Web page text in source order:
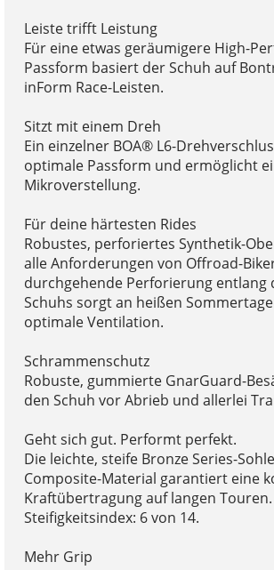
Leiste trifft Leistung
Für eine etwas geräumigere High-
Passform basiert der Schuh auf
inForm Race-Leisten.
Sitzt mit einem Dreh
Ein einzelner BOA® L6-
optimale Passform und ermöglicht
Mikroverstellung.
Für deine härtesten Rides
Robustes, perforiertes Synthetik-
alle Anforderungen von Offroad-
durchgehende Perforierung entlang
Schuhs sorgt an heißen
optimale Ventilation.
Schrammenschutz
Robuste, gummierte GnarGuard-
den Schuh vor Abrieb und allerlei
Geht sich gut. Performt perfekt.
Die leichte, steife Bronze Series-
Composite-Material garantiert eine
Kraftübertragung auf langen Touren.
Steifigkeitsindex: 6 von 14.
Mehr Grip